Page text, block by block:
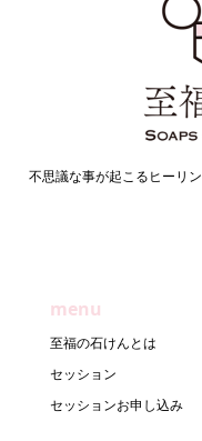
不思議な事が起こるヒーリ
menu
至福の石けんとは
セッション
セッションお申し込み